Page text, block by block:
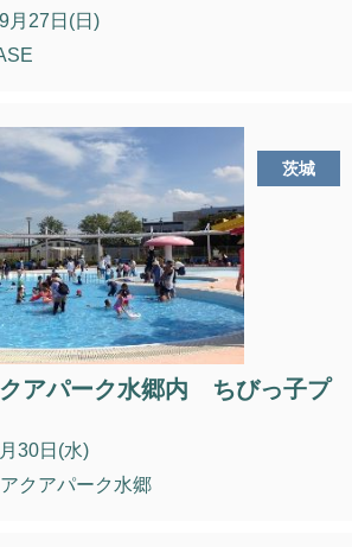
月27日(日)
茨城
アパーク水郷内 ちびっ子プ
30日(水)
クアパーク水郷